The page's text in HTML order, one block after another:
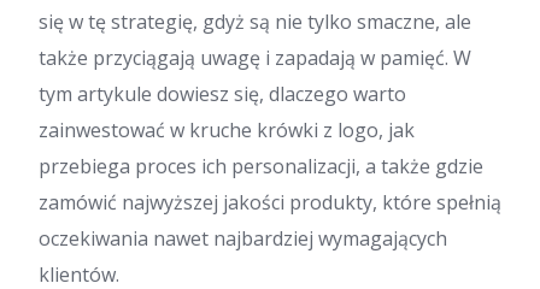
się w tę strategię, gdyż są nie tylko smaczne, ale
także przyciągają uwagę i zapadają w pamięć. W
tym artykule dowiesz się, dlaczego warto
zainwestować w kruche krówki z logo, jak
przebiega proces ich personalizacji, a także gdzie
zamówić najwyższej jakości produkty, które spełnią
oczekiwania nawet najbardziej wymagających
klientów.